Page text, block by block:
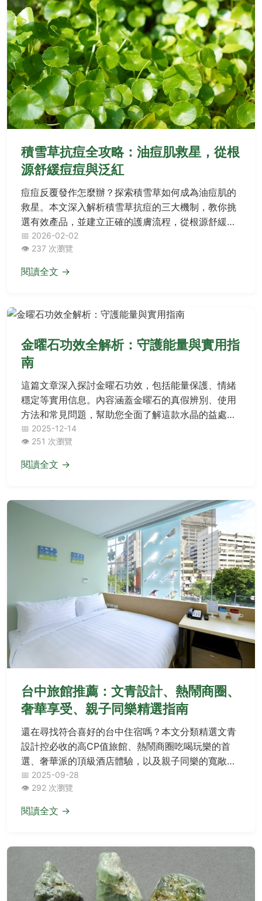
積雪草抗痘全攻略：油痘肌救星，從根
源舒緩痘痘與泛紅
痘痘反覆發作怎麼辦？探索積雪草如何成為油痘肌的
救星。本文深入解析積雪草抗痘的三大機制，教你挑
選有效產品，並建立正確的護膚流程，從根源舒緩痘
痘與泛紅，找回健康肌膚。
📅 2026-02-02
👁️ 237 次瀏覽
閱讀全文 →
金曜石功效全解析：守護能量與實用指
南
這篇文章深入探討金曜石功效，包括能量保護、情緒
穩定等實用信息。內容涵蓋金曜石的真假辨別、使用
方法和常見問題，幫助您全面了解這款水晶的益處與
注意事項。無論您是新手還是資深愛好者，都能找到
有價值的建議。
📅 2025-12-14
👁️ 251 次瀏覽
閱讀全文 →
台中旅館推薦：文青設計、熱鬧商圈、
奢華享受、親子同樂精選指南
還在尋找符合喜好的台中住宿嗎？本文分類精選文青
設計控必收的高CP值旅館、熱鬧商圈吃喝玩樂的首
選、奢華派的頂級酒店體驗，以及親子同樂的寬敞空
間設施，並附快速比較表和常見問題解答，幫助您輕
鬆規劃旅程！
📅 2025-09-28
👁️ 292 次瀏覽
閱讀全文 →